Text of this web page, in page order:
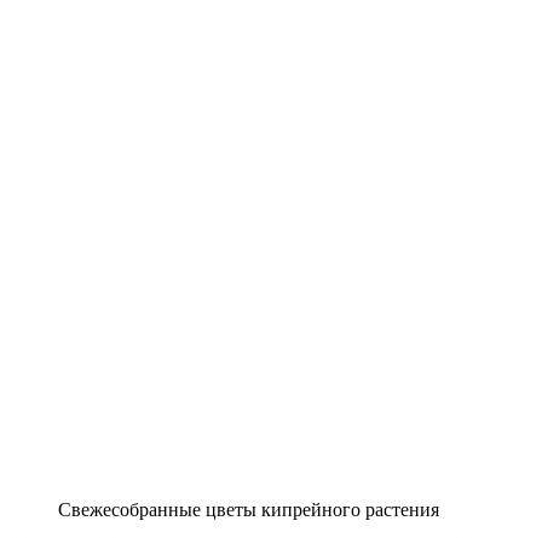
Свежесобранные цветы кипрейного растения